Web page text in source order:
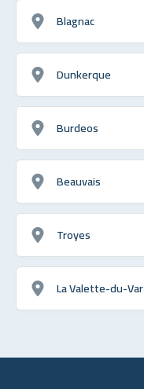
Blagnac
Dunkerque
Burdeos
Beauvais
Troyes
La Valette-du-Var